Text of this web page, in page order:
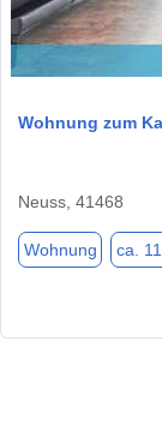
Wohnung zum
Neuss, 41468
Wohnung ca.